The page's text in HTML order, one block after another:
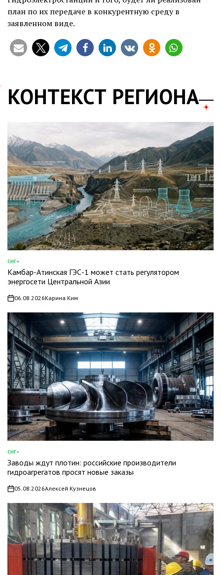
план по их передаче в конкурентную среду в
заявленном виде.
КОНТЕКСТ РЕГИОНА
ОПУБЛИКОВАНО
В
СНГ+
Камбар-Атинская ГЭС-1 может стать регулятором
энергосети Центральной Азии
on06.08.2026Карина Ким
ОПУБЛИКОВАНО
В
СНГ+
Заводы ждут плотин: российские производители
гидроагрегатов просят новые заказы
on05.08.2026Алексей Кузнецов